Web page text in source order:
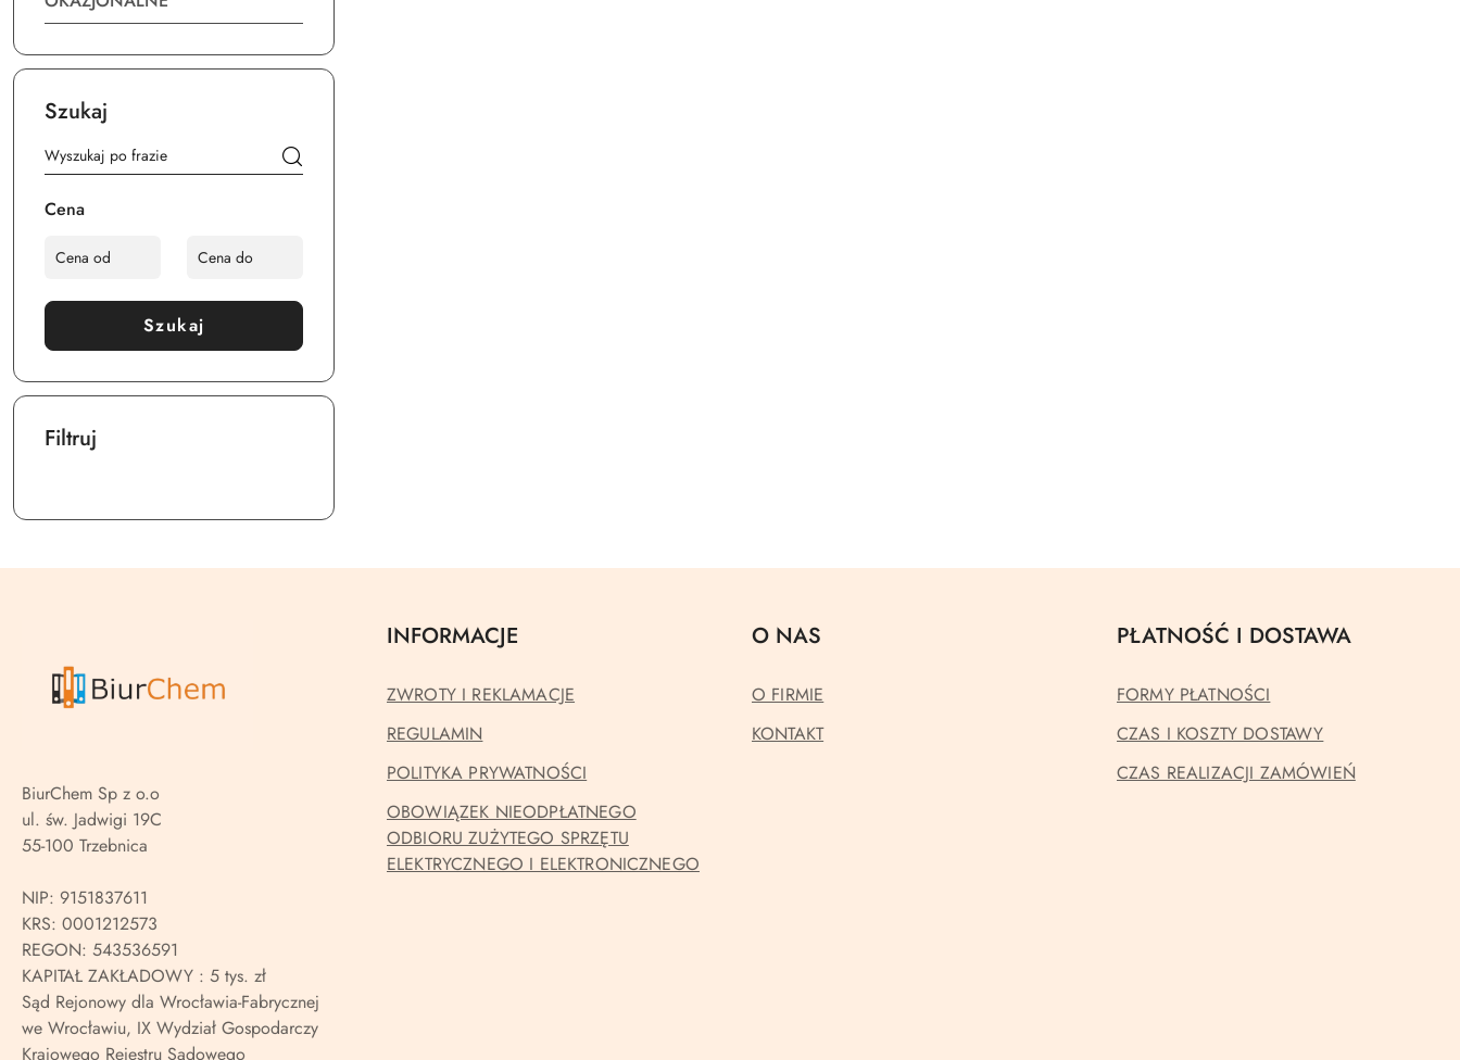
Szukaj
Cena
Szukaj
Filtruj
BiurChem Sp z o.o
ul. św. Jadwigi 19C
55-100 Trzebnica
NIP: 9151837611
KRS: 0001212573
REGON: 543536591
KAPITAŁ ZAKŁADOWY : 5 tys. zł
Sąd Rejonowy dla Wrocławia-Fabrycznej
we Wrocławiu, IX Wydział Gospodarczy
Krajowego Rejestru Sądowego
INFORMACJE
ZWROTY I REKLAMACJE
REGULAMIN
POLITYKA PRYWATNOŚCI
OBOWIĄZEK NIEODPŁATNEGO
ODBIORU ZUŻYTEGO SPRZĘTU
ELEKTRYCZNEGO I ELEKTRONICZNEGO
O NAS
O FIRMIE
KONTAKT
PŁATNOŚĆ I DOSTAWA
FORMY PŁATNOŚCI
CZAS I KOSZTY DOSTAWY
CZAS REALIZACJI ZAMÓWIEŃ